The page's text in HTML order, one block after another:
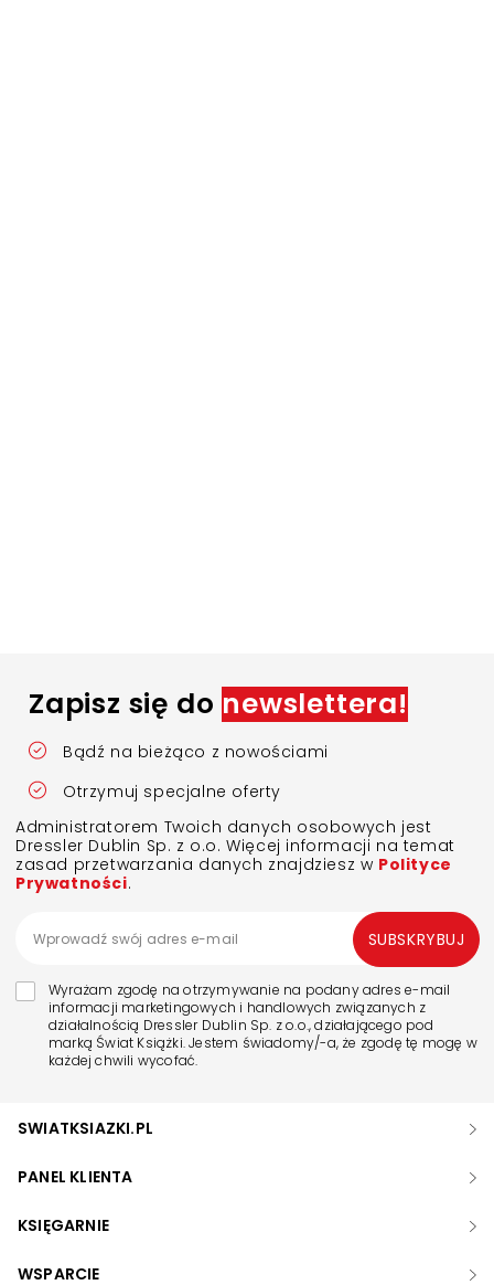
Zapisz się do newslettera!
Bądź na bieżąco z nowościami
Otrzymuj specjalne oferty
Administratorem Twoich danych osobowych jest
Dressler Dublin Sp. z o.o. Więcej informacji na temat
zasad przetwarzania danych znajdziesz w Polityce
Prywatności.
Wyrażam zgodę na otrzymywanie na podany adres e-mail
informacji marketingowych i handlowych związanych z
działalnością Dressler Dublin Sp. z o.o., działającego pod
marką Świat Książki. Jestem świadomy/-a, że zgodę tę mogę w
każdej chwili wycofać.
SUBSKRYBUJ
SWIATKSIAZKI.PL
PANEL KLIENTA
KSIĘGARNIE
WSPARCIE